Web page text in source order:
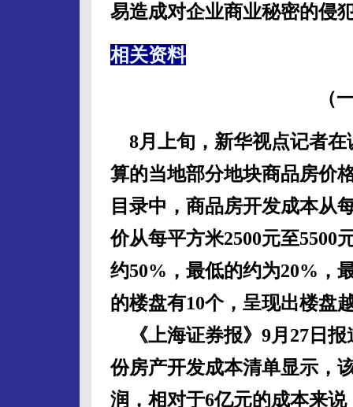
易造成对企业商业秘密的侵
相关资料
（
8月上旬，新华视点记者在
算的当地部分地块商品房价
目录中，商品房开发成本从
价从每平方米2500元至5500
约50%，最低的约为20%，
的楼盘有10个，呈现出楼盘
《上海证券报》9月27日报
份房产开发成本清单显示，
润，相对于6亿元的成本来